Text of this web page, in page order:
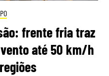
frente fria traz
até 50 km/h